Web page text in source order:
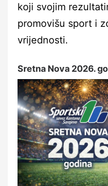
koji svojim
promovišu sport i
vrijednosti.
Sretna Nova 2026.